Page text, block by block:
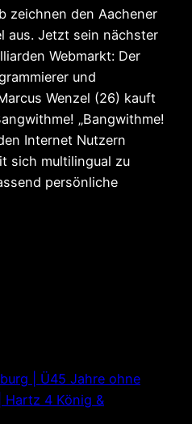
zeichnen den Aachener
aus. Jetzt sein nächster
Webmarkt: Der
und
Wenzel (26) kauft
„Bangwithme!
Internet Nutzern
sich multilingual zu
persönliche
| Ü45 Jahre ohne
Hartz 4 König &